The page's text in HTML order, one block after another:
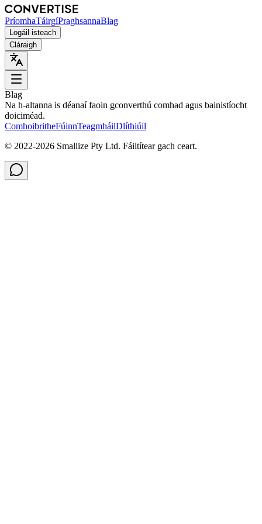
PríomhaTáirgíPraghsannaBlag
Logáil isteach
Cláraigh
Blag
Na h-altanna is déanaí faoin gconverthú comhad agus bainistíocht
doiciméad.
ComhoibritheFúinnTeagmháilDlíthiúil
© 2022-2026 Smallize Pty Ltd. Fáiltítear gach ceart.